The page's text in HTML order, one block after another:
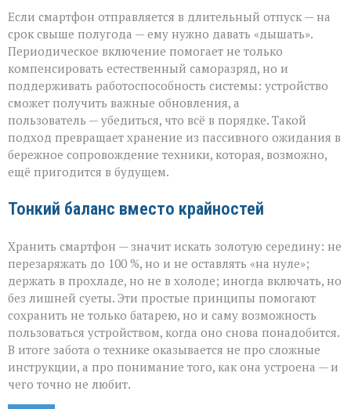
Если смартфон отправляется в длительный отпуск — на
срок свыше полугода — ему нужно давать «дышать».
Периодическое включение помогает не только
компенсировать естественный саморазряд, но и
поддерживать работоспособность системы: устройство
сможет получить важные обновления, а
пользователь — убедиться, что всё в порядке. Такой
подход превращает хранение из пассивного ожидания в
бережное сопровождение техники, которая, возможно,
ещё пригодится в будущем.
Тонкий баланс вместо крайностей
Хранить смартфон — значит искать золотую середину: не
перезаряжать до 100 %, но и не оставлять «на нуле»;
держать в прохладе, но не в холоде; иногда включать, но
без лишней суеты. Эти простые принципы помогают
сохранить не только батарею, но и саму возможность
пользоваться устройством, когда оно снова понадобится.
В итоге забота о технике оказывается не про сложные
инструкции, а про понимание того, как она устроена — и
чего точно не любит.